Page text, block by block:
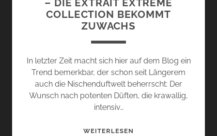
– DIE EXTRAIT EXTRÈME
COLLECTION BEKOMMT
ZUWACHS
In letzter Zeit macht sich hier auf dem Blog ein
Trend bemerkbar, der schon seit Längerem
auch die Nischenduftwelt beherrscht: Der
Wunsch nach potenten Düften, die krawallig,
intensiv…
WEITERLESEN